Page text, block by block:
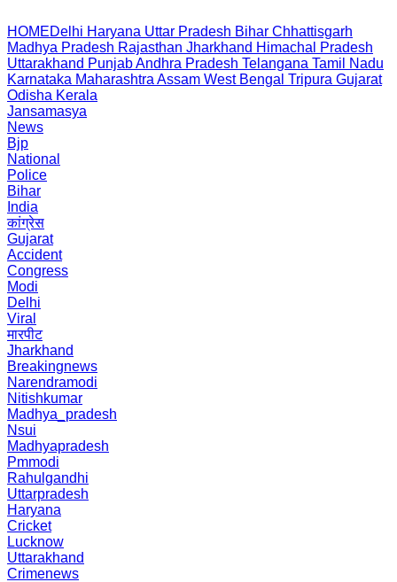
HOMEDelhi Haryana Uttar Pradesh Bihar Chhattisgarh
Madhya Pradesh Rajasthan Jharkhand Himachal Pradesh
Uttarakhand PunjabAndhra Pradesh Telangana Tamil Nadu
Karnataka Maharashtra Assam West Bengal Tripura Gujarat
Odisha Kerala
Jansamasya
News
Bjp
National
Police
Bihar
India
कांग्रेस
Gujarat
Accident
Congress
Modi
Delhi
Viral
मारपीट
Jharkhand
Breakingnews
Narendramodi
Nitishkumar
Madhya_pradesh
Nsui
Madhyapradesh
Pmmodi
Rahulgandhi
Uttarpradesh
Haryana
Cricket
Lucknow
Uttarakhand
Crimenews